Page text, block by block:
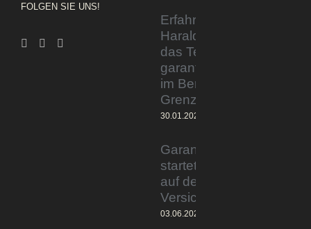
FOLGEN SIE UNS!
Erfahrener Experte
Harald Wesely stärkt
das Team von
garantiertmehrnetto.de
im Bereich
Grenzgänger
30.01.2024
Garantiertmehrnetto.de®
startet Vermittlerplattform
auf deutschem
Versicherungsmarkt
03.06.2023